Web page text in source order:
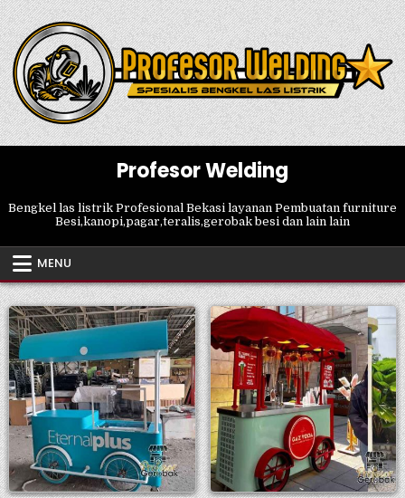
Skip
to
content
Profesor Welding
Bengkel las listrik Profesional Bekasi layanan Pembuatan furniture
Besi,kanopi,pagar,teralis,gerobak besi dan lain lain
MENU